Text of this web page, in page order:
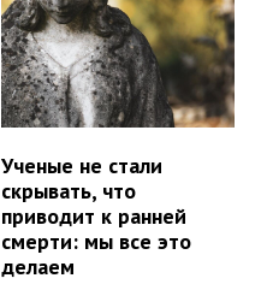
Ученые не стали
скрывать, что
приводит к ранней
смерти: мы все это
делаем